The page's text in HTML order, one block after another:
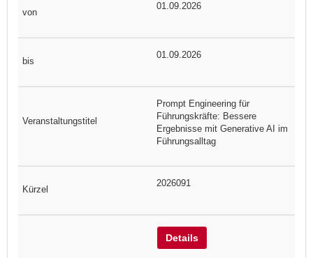
01.09.2026
01.09.2026
Prompt Engineering für
Führungskräfte: Bessere
Ergebnisse mit Generative AI im
Führungsalltag
2026091
Details